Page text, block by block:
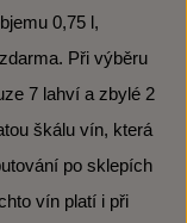
0,75 l,
Při výběru
7 lahví a zbylé 2
škálu vín, která
po sklepích
vín platí i při